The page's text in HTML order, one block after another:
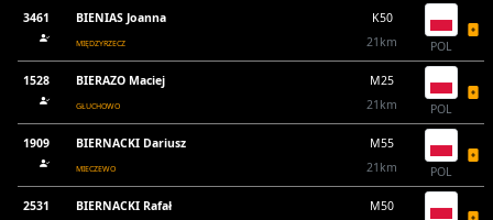
3461 BIENIAS Joanna
MIĘDZYRZECZ
K50
21km
POL
1528 BIERAZO Maciej
GŁUCHOWO
M25
21km
POL
1909 BIERNACKI Dariusz
MIECZEWO
M55
21km
POL
2531 BIERNACKI Rafał
M50